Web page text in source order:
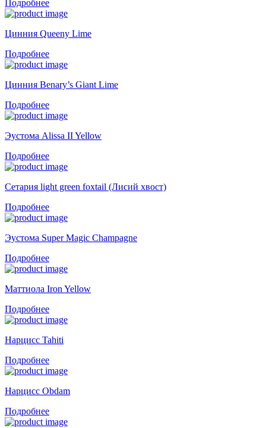
Подробнее
Цинния Queeny Lime
Подробнее
Цинния Benary’s Giant Lime
Подробнее
Эустома Alissa II Yellow
Подробнее
Сетария light green foxtail (Лисий хвост)
Подробнее
Эустома Super Magic Champagne
Подробнее
Маттиола Iron Yellow
Подробнее
Нарцисс Tahiti
Подробнее
Нарцисс Obdam
Подробнее